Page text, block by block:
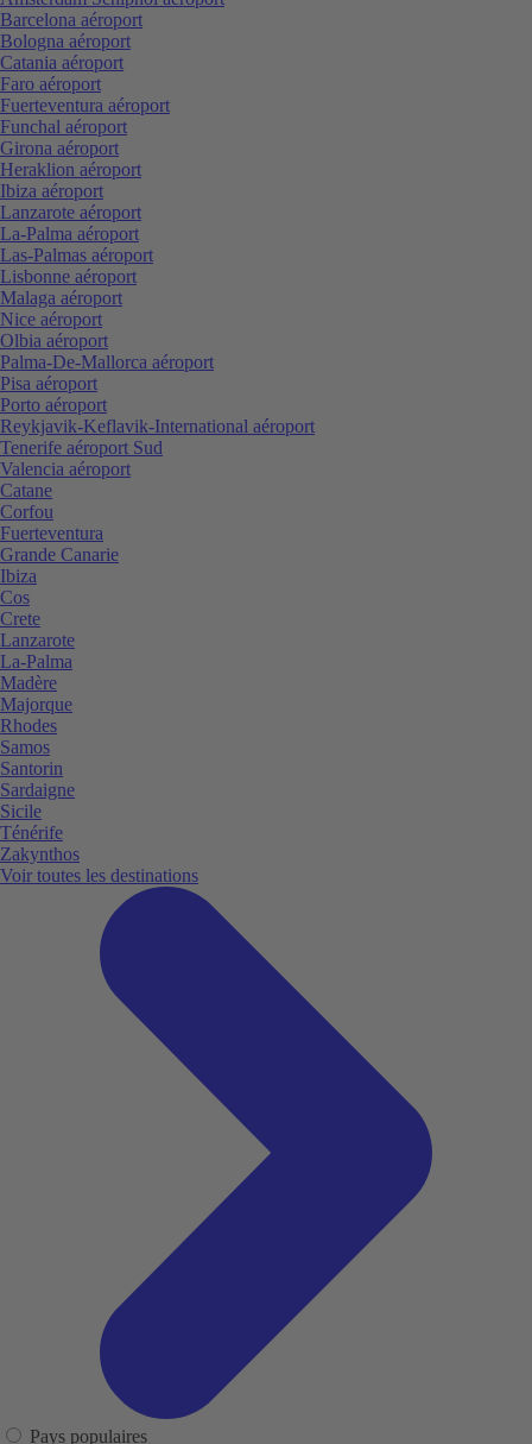
Barcelona aéroport
Bologna aéroport
Catania aéroport
Faro aéroport
Fuerteventura aéroport
Funchal aéroport
Girona aéroport
Heraklion aéroport
Ibiza aéroport
Lanzarote aéroport
La-Palma aéroport
Las-Palmas aéroport
Lisbonne aéroport
Malaga aéroport
Nice aéroport
Olbia aéroport
Palma-De-Mallorca aéroport
Pisa aéroport
Porto aéroport
Reykjavik-Keflavik-International aéroport
Tenerife aéroport Sud
Valencia aéroport
Catane
Corfou
Fuerteventura
Grande Canarie
Ibiza
Cos
Crete
Lanzarote
La-Palma
Madère
Majorque
Rhodes
Samos
Santorin
Sardaigne
Sicile
Ténérife
Zakynthos
Voir toutes les destinations
Pays populaires